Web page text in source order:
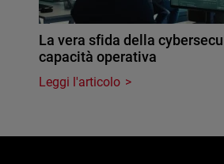
La vera sfida della
capacità operativa
Leggi l'articolo